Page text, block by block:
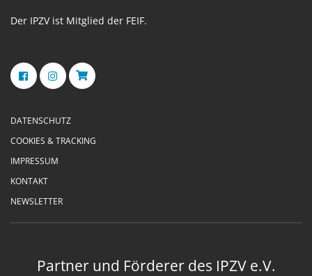
Der IPZV ist Mitglied der FEIF.
DATENSCHUTZ
COOKIES & TRACKING
IMPRESSUM
KONTAKT
NEWSLETTER
Partner und Förderer des IPZV e.V.